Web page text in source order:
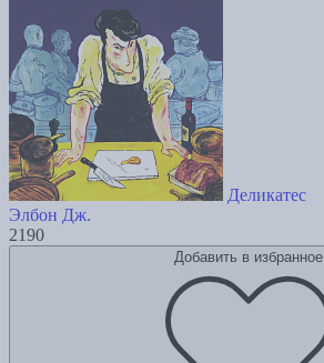
Деликатес
Элбон Дж.
2190
Добавить в избранное